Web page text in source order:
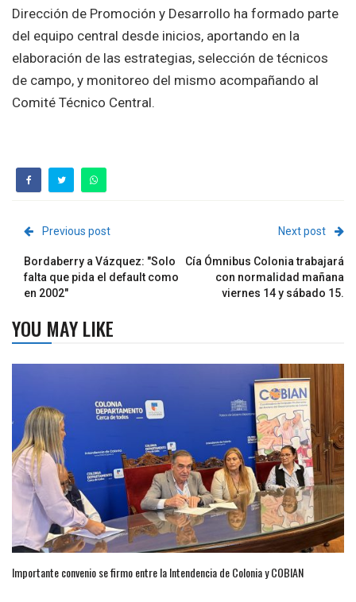
Dirección de Promoción y Desarrollo ha formado parte
del equipo central desde inicios, aportando en la
elaboración de las estrategias, selección de técnicos
de campo, y monitoreo del mismo acompañando al
Comité Técnico Central.
Previous post
Bordaberry a Vázquez: "Solo
falta que pida el default como
en 2002"
Next post
Cía Ómnibus Colonia trabajará
con normalidad mañana
viernes 14 y sábado 15.
YOU MAY LIKE
Importante convenio se firmo entre la Intendencia de Colonia y COBIAN